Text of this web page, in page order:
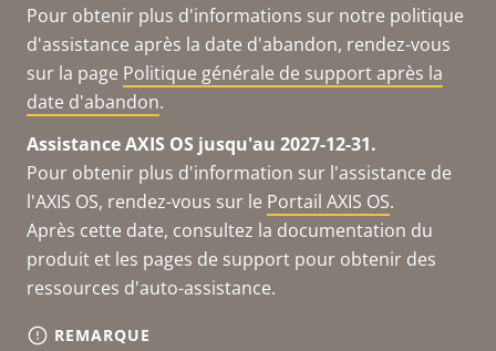
Pour obtenir plus d'informations sur notre politique
d'assistance après la date d'abandon, rendez-vous
sur la page Politique générale de support après la
date d'abandon.
Assistance AXIS OS jusqu'au 2027-12-31.
Pour obtenir plus d'information sur l'assistance de
l'AXIS OS, rendez-vous sur le Portail AXIS OS.
Après cette date, consultez la documentation du
produit et les pages de support pour obtenir des
ressources d'auto-assistance.
REMARQUE